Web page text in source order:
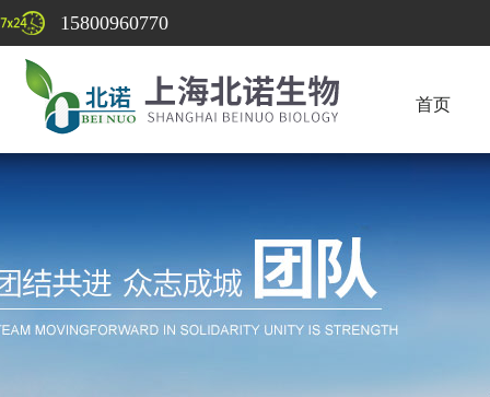
15800960770
首页